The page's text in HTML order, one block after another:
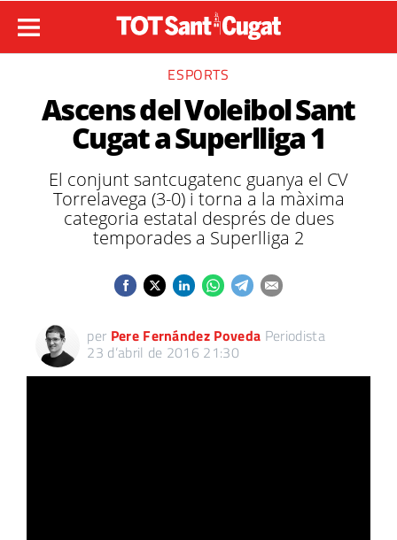
ESPORTS
Ascens del Voleibol Sant
Cugat a Superlliga 1
El conjunt santcugatenc guanya el CV
Torrelavega (3-0) i torna a la màxima
categoria estatal després de dues
temporades a Superlliga 2
per Pere Fernández Poveda Periodista
23 d’abril de 2016 21:30